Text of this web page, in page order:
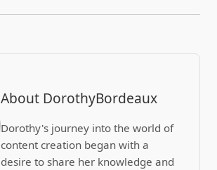
About DorothyBordeaux
Dorothy's journey into the world of
content creation began with a
desire to share her knowledge and